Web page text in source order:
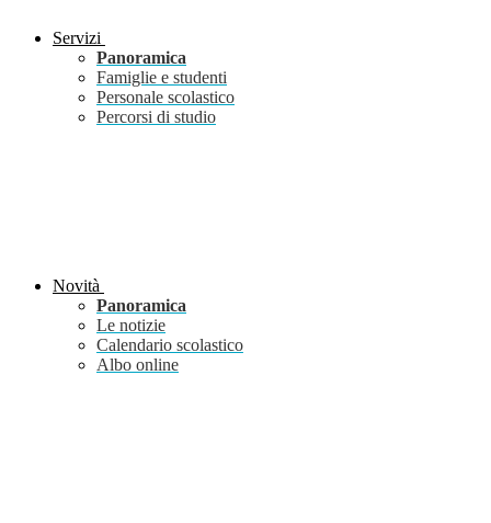
Servizi
Panoramica
Famiglie e studenti
Personale scolastico
Percorsi di studio
Novità
Panoramica
Le notizie
Calendario scolastico
Albo online